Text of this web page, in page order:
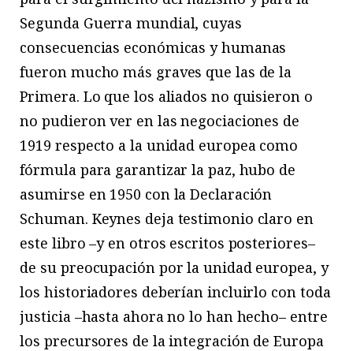
Segunda Guerra mundial, cuyas
consecuencias económicas y humanas
fueron mucho más graves que las de la
Primera. Lo que los aliados no quisieron o
no pudieron ver en las negociaciones de
1919 respecto a la unidad europea como
fórmula para garantizar la paz, hubo de
asumirse en 1950 con la Declaración
Schuman. Keynes deja testimonio claro en
este libro –y en otros escritos posteriores–
de su preocupación por la unidad europea, y
los historiadores deberían incluirlo con toda
justicia –hasta ahora no lo han hecho– entre
los precursores de la integración de Europa